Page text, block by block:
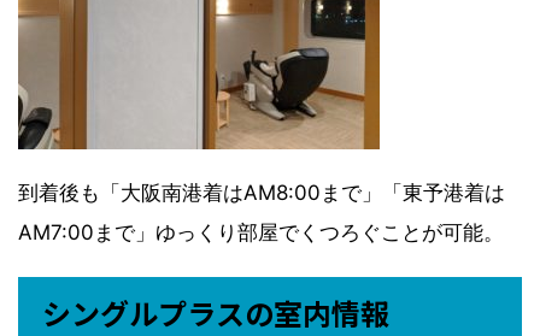
到着後も「大阪南港着はAM8:00まで」「東予港着は
AM7:00まで」ゆっくり部屋でくつろぐことが可能。
シングルプラスの室内情報